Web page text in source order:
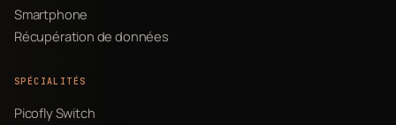
Smartphone
Récupération de données
SPÉCIALITÉS
Picofly Switch